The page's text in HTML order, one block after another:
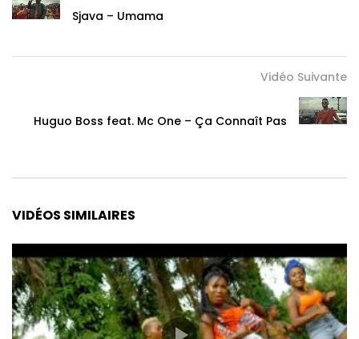
Sjava – Umama
Vidéo Suivante
Huguo Boss feat. Mc One – Ça Connaît Pas
VIDÉOS SIMILAIRES